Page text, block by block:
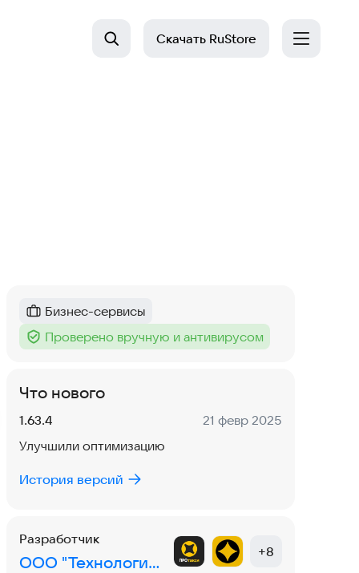
Скачать RuStore
Категория:
Бизнес-сервисы
Тег :
Проверено вручную и антивирусом
Что нового
Версия:
1.63.4 Дата:
21 февр 2025
Улучшили оптимизацию
История версий
Разработчик
ООО "Технологии Успеха"
+8